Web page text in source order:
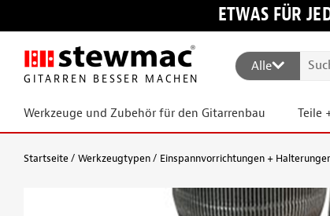
ETWAS FÜR
GITARREN BESSER MACHEN
Alle
Werkzeuge und Zubehör für den Gitarrenbau Teile
Startseite Werkzeugtypen Einspannvorrichtungen +